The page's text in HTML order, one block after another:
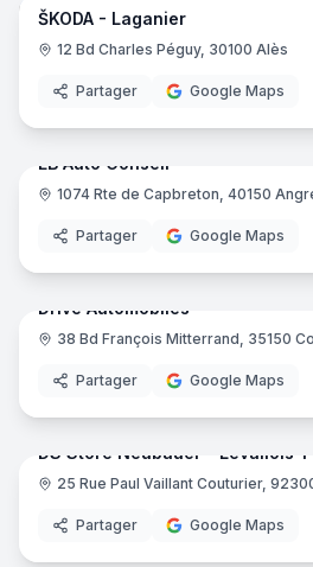
ŠKODA - Laganier
12 Bd Charles Péguy, 30100 Alès
Partager Google Maps
EB Auto Conseil
1074 Rte de Capbreton, 40150
Partager Google Maps
Drive Automobiles
38 Bd François Mitterrand, 35150
Partager Google Maps
DS Store Neubauer - Levallois-
25 Rue Paul Vaillant Couturier,
Partager Google Maps